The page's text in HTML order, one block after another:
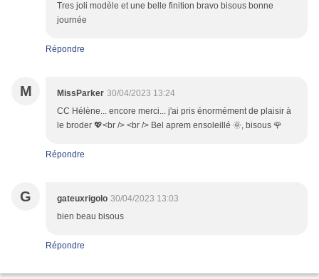
Tres joli modèle et une belle finition bravo bisous bonne
journée
Répondre
M MissParker 30/04/2023 13:24
CC Hélène... encore merci... j'ai pris énormément de plaisir à
le broder 💖<br /> <br /> Bel aprem ensoleillé 🌞, bisous 🌹
Répondre
G gateuxrigolo 30/04/2023 13:03
bien beau bisous
Répondre